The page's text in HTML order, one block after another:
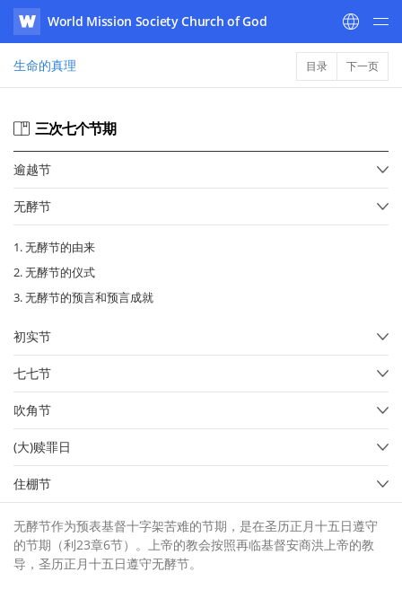
WATV
World Mission Society Church of God
生命的真理 目录 下一页
三次七个节期
逾越节
无酵节
1. 无酵节的由来
2. 无酵节的仪式
3. 无酵节的预言和预言成就
初实节
七七节
吹角节
(大)赎罪日
住棚节
无酵节作为预表基督十字架苦难的节期，是在圣历正月十五日遵守
的节期（利23章6节）。上帝的教会按照再临基督安商洪上帝的教
导，圣历正月十五日遵守无酵节。